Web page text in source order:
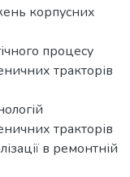
корпусних
процесу
тракторів
тракторів
в ремонтній